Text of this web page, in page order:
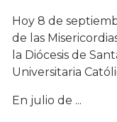
Hoy 8 de
de las
la Diócesis de
Universitaria
En julio de ...